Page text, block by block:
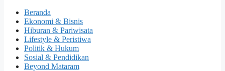
Beranda
Ekonomi & Bisnis
Hiburan & Pariwisata
Lifestyle & Peristiwa
Politik & Hukum
Sosial & Pendidikan
Beyond Mataram